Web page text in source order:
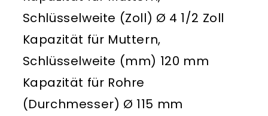
Schlüsselweite (Zoll) Ø 4 1/2 Zoll
Kapazität für Muttern,
Schlüsselweite (mm) 120 mm
Kapazität für Rohre
(Durchmesser) Ø 115 mm